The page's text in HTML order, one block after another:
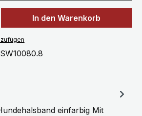
Gib den
In den Warenkorb
SW10080.8
einfarbig Mit